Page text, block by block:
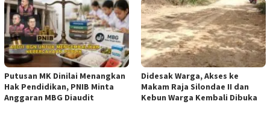
Putusan MK Dinilai Menangkan
Hak Pendidikan, PNIB Minta
Anggaran MBG Diaudit
Didesak Warga, Akses ke
Makam Raja Silondae II dan
Kebun Warga Kembali Dibuka